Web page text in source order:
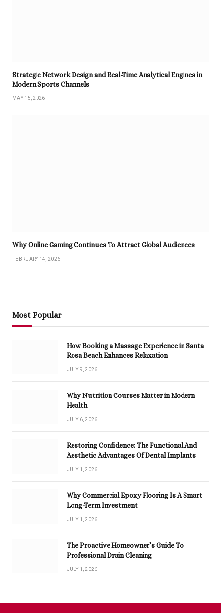
Strategic Network Design and Real-Time Analytical Engines in
Modern Sports Channels
MAY 15, 2026
Why Online Gaming Continues To Attract Global Audiences
FEBRUARY 14, 2026
Most Popular
How Booking a Massage Experience in Santa
Rosa Beach Enhances Relaxation
JULY 9, 2026
Why Nutrition Courses Matter in Modern
Health
JULY 6, 2026
Restoring Confidence: The Functional And
Aesthetic Advantages Of Dental Implants
JULY 1, 2026
Why Commercial Epoxy Flooring Is A Smart
Long-Term Investment
JULY 1, 2026
The Proactive Homeowner’s Guide To
Professional Drain Cleaning
JULY 1, 2026